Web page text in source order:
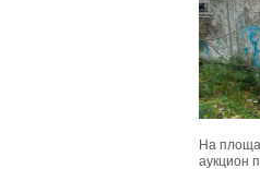
На
аукцион